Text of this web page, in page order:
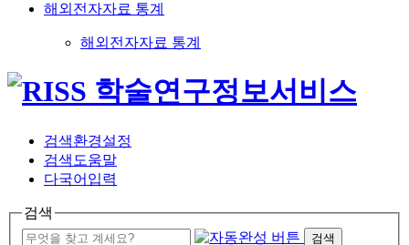
해외전자자료 통계
해외전자자료 통계
검색환경설정
검색도움말
다국어입력
검색
검색